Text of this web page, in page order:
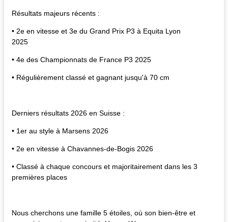
Résultats majeurs récents :
• 2e en vitesse et 3e du Grand Prix P3 à Equita Lyon
2025
• 4e des Championnats de France P3 2025
• Régulièrement classé et gagnant jusqu'à 70 cm
Derniers résultats 2026 en Suisse :
• 1er au style à Marsens 2026
• 2e en vitesse à Chavannes-de-Bogis 2026
• Classé à chaque concours et majoritairement dans les 3
premières places
Nous cherchons une famille 5 étoiles, où son bien-être et